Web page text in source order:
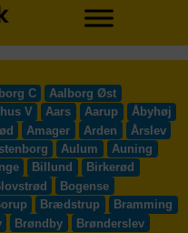
C
Aalborg Øst
V Aars Aarup
Åbyhøj
Amager Arden
Årslev
Aulum
Auning
Billund
Birkerød
Bogense
Brædstrup
Bramming
Brøndby
Brønderslev